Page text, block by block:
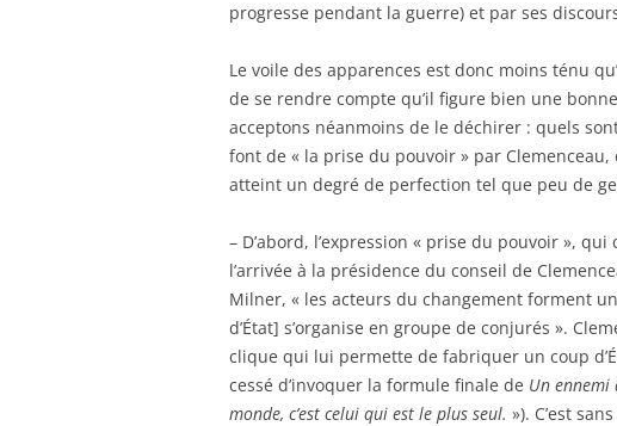
progresse pendant la guerre) et par ses
Le voile des apparences est donc moins ténu
de se rendre compte qu’il figure bien une
acceptons néanmoins de le déchirer : quels
font de « la prise du pouvoir » par
atteint un degré de perfection tel que peu de
– D’abord, l’expression « prise du pouvoir »,
l’arrivée à la présidence du conseil de
Milner, « les acteurs du changement forment
d’État] s’organise en groupe de conjurés ».
clique qui lui permette de fabriquer un coup
cessé d’invoquer la formule finale de Un ennemi
monde, c’est celui qui est le plus seul. »). C’est